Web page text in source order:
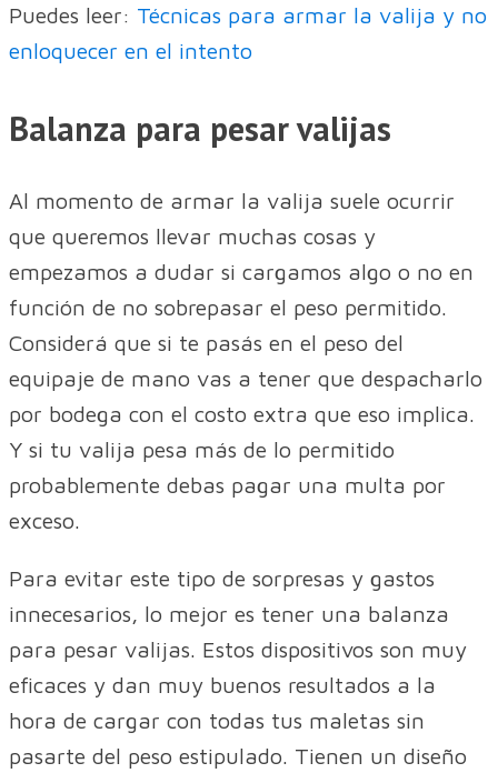
Puedes leer: Técnicas para armar la valija y no
enloquecer en el intento
Balanza para pesar valijas
Al momento de armar la valija suele ocurrir
que queremos llevar muchas cosas y
empezamos a dudar si cargamos algo o no en
función de no sobrepasar el peso permitido.
Considerá que si te pasás en el peso del
equipaje de mano vas a tener que despacharlo
por bodega con el costo extra que eso implica.
Y si tu valija pesa más de lo permitido
probablemente debas pagar una multa por
exceso.
Para evitar este tipo de sorpresas y gastos
innecesarios, lo mejor es tener una balanza
para pesar valijas. Estos dispositivos son muy
eficaces y dan muy buenos resultados a la
hora de cargar con todas tus maletas sin
pasarte del peso estipulado. Tienen un diseño